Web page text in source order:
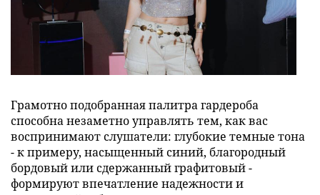
Грамотно подобранная палитра гардероба
способна незаметно управлять тем, как вас
воспринимают слушатели: глубокие темные тона
- к примеру, насыщенный синий, благородный
бордовый или сдержанный графитовый -
формируют впечатление надежности и